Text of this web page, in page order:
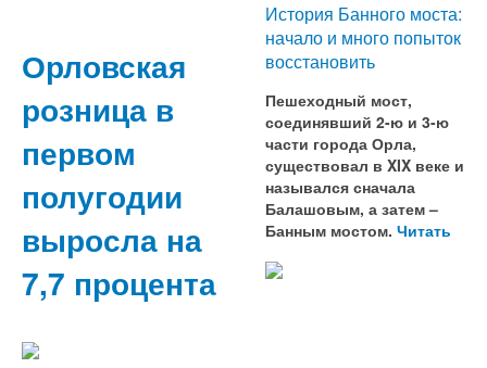
Орловская
розница в
первом
полугодии
выросла на
7,7 процента
История Банного моста:
начало и много попыток
восстановить
Пешеходный мост,
соединявший 2-ю и 3-ю
части города Орла,
существовал в XIX веке и
назывался сначала
Балашовым, а затем –
Банным мостом. Читать